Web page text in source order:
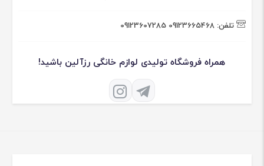
تلفن: 09123665468
09123607285
همراه فروشگاه تولیدی لوازم خانگی رزآلین باشید!